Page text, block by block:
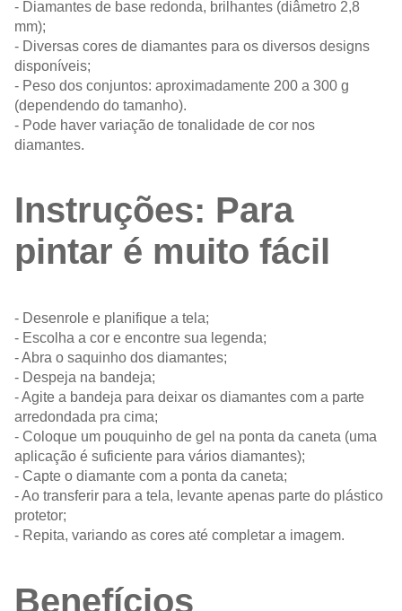
- Diamantes de base redonda, brilhantes (diâmetro 2,8
mm);
- Diversas cores de diamantes para os diversos designs
disponíveis;
- Peso dos conjuntos: aproximadamente 200 a 300 g
(dependendo do tamanho).
- Pode haver variação de tonalidade de cor nos
diamantes.
Instruções: Para
pintar é muito fácil
- Desenrole e planifique a tela;
- Escolha a cor e encontre sua legenda;
- Abra o saquinho dos diamantes;
- Despeja na bandeja;
- Agite a bandeja para deixar os diamantes com a parte
arredondada pra cima;
- Coloque um pouquinho de gel na ponta da caneta (uma
aplicação é suficiente para vários diamantes);
- Capte o diamante com a ponta da caneta;
- Ao transferir para a tela, levante apenas parte do plástico
protetor;
- Repita, variando as cores até completar a imagem.
Benefícios